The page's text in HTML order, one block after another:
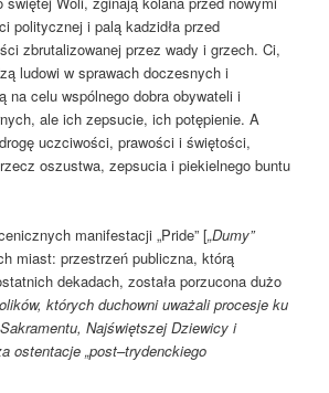
politycznej i palą kadzidła przed
zbrutalizowanej przez wady i grzech. Ci,
ludowi w sprawach doczesnych i
na celu wspólnego dobra obywateli i
ale ich zepsucie, ich potępienie. A
uczciwości, prawości i świętości,
oszustwa, zepsucia i piekielnego buntu
manifestacji „Pride” [„Dumy”
miast: przestrzeń publiczna, którą
dekadach, została porzucona dużo
których duchowni uważali procesje ku
Najświętszej Dziewicy i
ostentacje „post–trydenckiego